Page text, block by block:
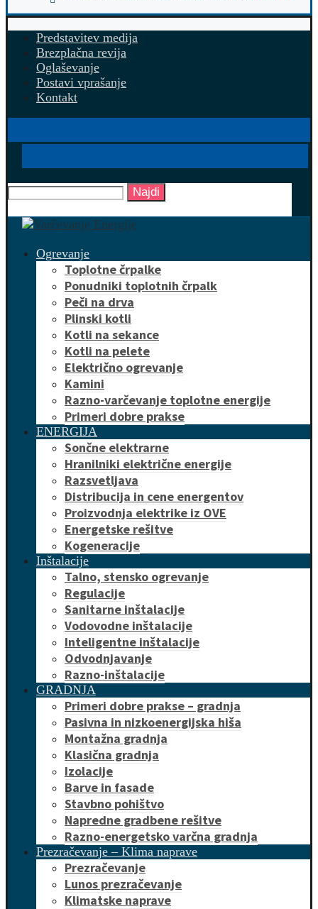
Predstavitev medija
Brezplačna revija
Oglaševanje
Postavi vprašanje
Kontakt
Najdi
Ogrevanje
Toplotne črpalke
Ponudniki toplotnih črpalk
Peči na drva
Plinski kotli
Kotli na sekance
Kotli na pelete
Električno ogrevanje
Kamini
Razno-varčevanje toplotne energije
Primeri dobre prakse
ENERGIJA
Sončne elektrarne
Hranilniki električne energije
Razsvetljava
Distribucija in cene energentov
Proizvodnja elektrike iz OVE
Energetske rešitve
Kogeneracije
Inštalacije
Talno, stensko ogrevanje
Regulacije
Sanitarne inštalacije
Vodovodne inštalacije
Inteligentne inštalacije
Odvodnjavanje
Razno-inštalacije
GRADNJA
Primeri dobre prakse – gradnja
Pasivna in nizkoenergijska hiša
Montažna gradnja
Klasična gradnja
Izolacije
Barve in fasade
Stavbno pohištvo
Napredne gradbene rešitve
Razno-energetsko varčna gradnja
Prezračevanje – Klima naprave
Prezračevanje
Lunos prezračevanje
Klimatske naprave